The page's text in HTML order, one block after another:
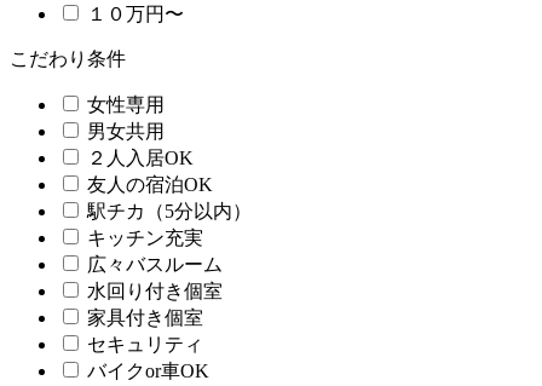
１０万円〜
こだわり条件
女性専用
男女共用
２人入居OK
友人の宿泊OK
駅チカ（5分以内）
キッチン充実
広々バスルーム
水回り付き個室
家具付き個室
セキュリティ
バイクor車OK